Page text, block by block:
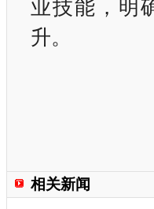
业技能，明
升。
相关新闻